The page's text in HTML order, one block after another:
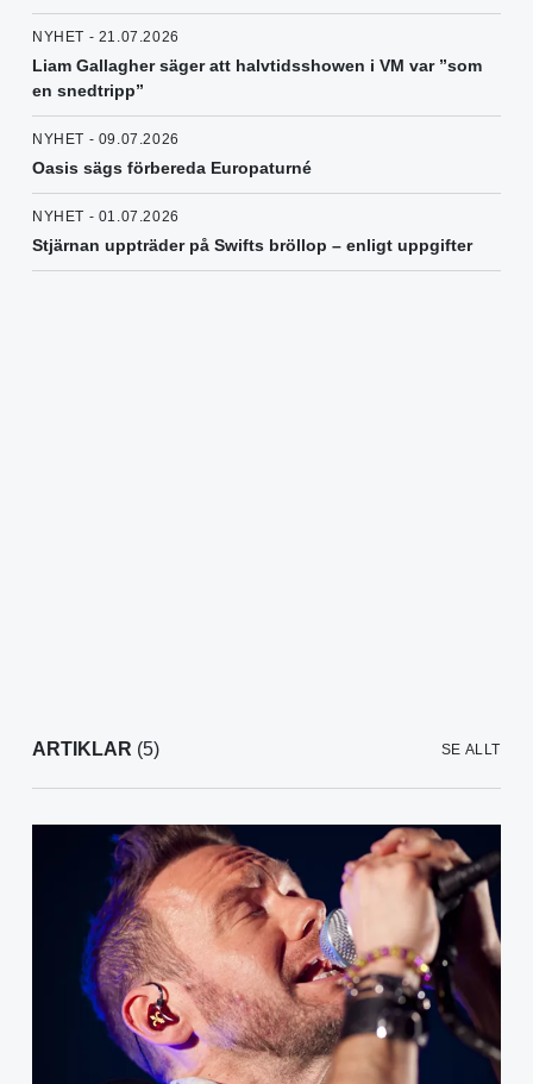
NYHET - 21.07.2026
Liam Gallagher säger att halvtidsshowen i VM var ”som
en snedtripp”
NYHET - 09.07.2026
Oasis sägs förbereda Europaturné
NYHET - 01.07.2026
Stjärnan uppträder på Swifts bröllop – enligt uppgifter
ARTIKLAR (5) SE ALLT